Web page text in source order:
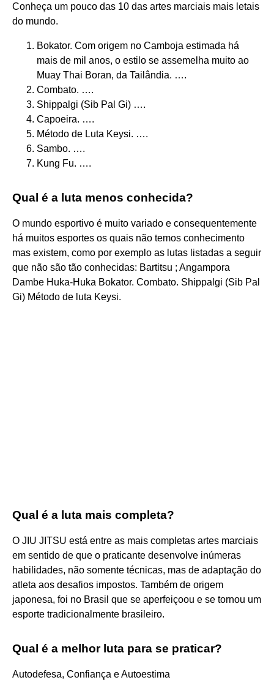
Conheça um pouco das 10 das artes marciais mais letais
do mundo.
Bokator. Com origem no Camboja estimada há
mais de mil anos, o estilo se assemelha muito ao
Muay Thai Boran, da Tailândia. ….
Combato. ….
Shippalgi (Sib Pal Gi) ….
Capoeira. ….
Método de Luta Keysi. ….
Sambo. ….
Kung Fu. ….
Qual é a luta menos conhecida?
O mundo esportivo é muito variado e consequentemente
há muitos esportes os quais não temos conhecimento
mas existem, como por exemplo as lutas listadas a seguir
que não são tão conhecidas: Bartitsu ; Angampora
Dambe Huka-Huka Bokator. Combato. Shippalgi (Sib Pal
Gi) Método de luta Keysi.
Qual é a luta mais completa?
O JIU JITSU está entre as mais completas artes marciais
em sentido de que o praticante desenvolve inúmeras
habilidades, não somente técnicas, mas de adaptação do
atleta aos desafios impostos. Também de origem
japonesa, foi no Brasil que se aperfeiçoou e se tornou um
esporte tradicionalmente brasileiro.
Qual é a melhor luta para se praticar?
Autodefesa, Confiança e Autoestima